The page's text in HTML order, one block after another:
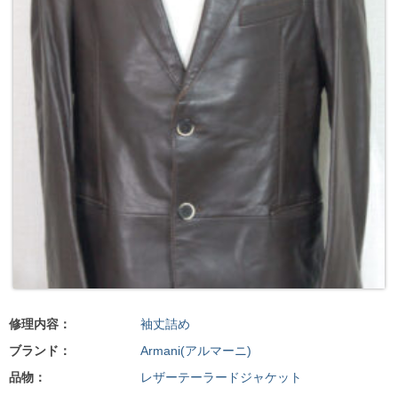
修理内容：
袖丈詰め
ブランド：
Armani(アルマーニ)
品物：
レザーテーラードジャケット